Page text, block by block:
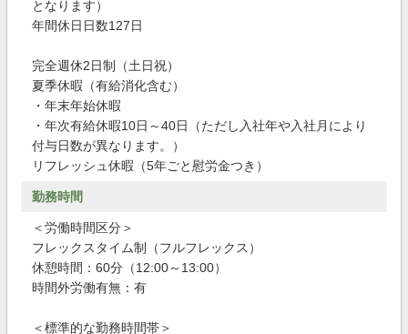
となります）
年間休日日数127日
完全週休2日制（土日祝）
夏季休暇（有給消化含む）
・年末年始休暇
・年次有給休暇10日～40日（ただし入社年や入社月により
付与日数が異なります。）
リフレッシュ休暇（5年ごと慰労金つき）
勤務時間
＜労働時間区分＞
フレックスタイム制（フルフレックス）
休憩時間：60分（12:00～13:00）
時間外労働有無：有
＜標準的な勤務時間帯＞